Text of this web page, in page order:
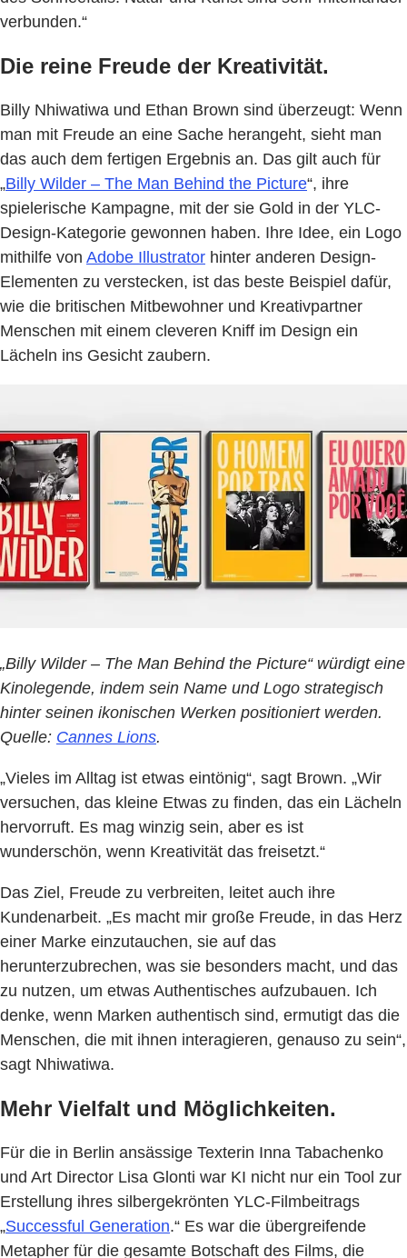
verbunden.“
Die reine Freude der Kreativität.
Billy Nhiwatiwa und Ethan Brown sind überzeugt: Wenn
man mit Freude an eine Sache herangeht, sieht man
das auch dem fertigen Ergebnis an. Das gilt auch für
„Billy Wilder – The Man Behind the Picture“, ihre
spielerische Kampagne, mit der sie Gold in der YLC-
Design-Kategorie gewonnen haben. Ihre Idee, ein Logo
mithilfe von Adobe Illustrator hinter anderen Design-
Elementen zu verstecken, ist das beste Beispiel dafür,
wie die britischen Mitbewohner und Kreativpartner
Menschen mit einem cleveren Kniff im Design ein
Lächeln ins Gesicht zaubern.
„Billy Wilder – The Man Behind the Picture“ würdigt eine
Kinolegende, indem sein Name und Logo strategisch
hinter seinen ikonischen Werken positioniert werden.
Quelle: Cannes Lions.
„Vieles im Alltag ist etwas eintönig“, sagt Brown. „Wir
versuchen, das kleine Etwas zu finden, das ein Lächeln
hervorruft. Es mag winzig sein, aber es ist
wunderschön, wenn Kreativität das freisetzt.“
Das Ziel, Freude zu verbreiten, leitet auch ihre
Kundenarbeit. „Es macht mir große Freude, in das Herz
einer Marke einzutauchen, sie auf das
herunterzubrechen, was sie besonders macht, und das
zu nutzen, um etwas Authentisches aufzubauen. Ich
denke, wenn Marken authentisch sind, ermutigt das die
Menschen, die mit ihnen interagieren, genauso zu sein“,
sagt Nhiwatiwa.
Mehr Vielfalt und Möglichkeiten.
Für die in Berlin ansässige Texterin Inna Tabachenko
und Art Director Lisa Glonti war KI nicht nur ein Tool zur
Erstellung ihres silbergekrönten YLC-Filmbeitrags
„Successful Generation.“ Es war die übergreifende
Metapher für die gesamte Botschaft des Films, die